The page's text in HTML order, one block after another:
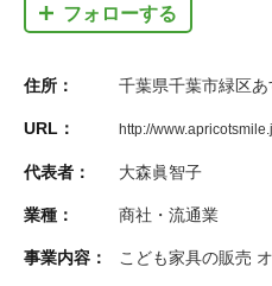
フォローする
住所： 千葉県千葉市緑区
URL： http://
代表者： 大森眞智子
業種： 商社・流通業
事業内容： こども家具の販売